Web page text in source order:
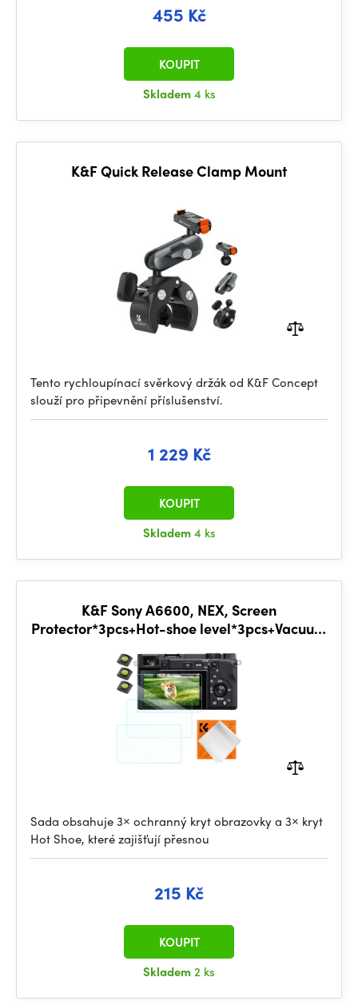
455 Kč
Skladem4 ks
KOUPIT
K&F Quick Release Clamp Mount
Tento rychloupínací svěrkový držák od K&F Concept
slouží pro připevnění příslušenství.
1 229 Kč
Skladem4 ks
KOUPIT
K&F Sony A6600, NEX, Screen
Protector*3pcs+Hot-shoe level*3pcs+Vacuum
Sada obsahuje 3× ochranný kryt obrazovky a 3× kryt
Hot Shoe, které zajišťují přesnou
215 Kč
Skladem2 ks
KOUPIT